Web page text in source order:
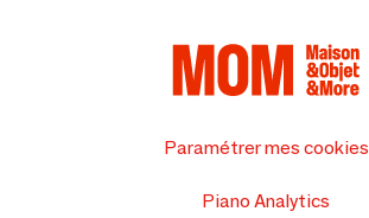
Paramétrer mes cookies
Piano Analytics